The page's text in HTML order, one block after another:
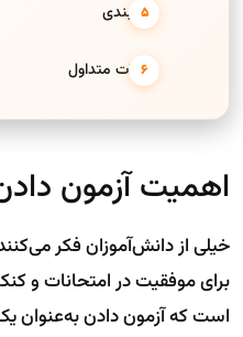
جمع‌بندی
سوالات متداول
اهمیت آزمون
خیلی از دانش‌آموزان فکر
برای موفقیت در امتحانات و
است که آزمون دادن به‌عنوان